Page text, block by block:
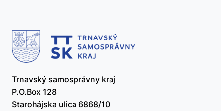
Trnavský samosprávny kraj
P.O.Box 128
Starohájska ulica 6868/10